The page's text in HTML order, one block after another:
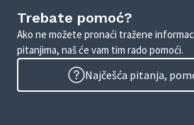
Trebate pomoć?
Ako ne možete pronaći tražene
pitanjima, naš će vam tim rado pomoći.
Najčešća pitanja,